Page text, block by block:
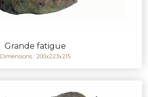
Grande fatigue
Dimensions : 200x223x215